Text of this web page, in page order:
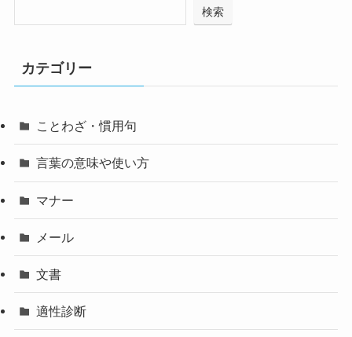
検索
カテゴリー
ことわざ・慣用句
言葉の意味や使い方
マナー
メール
文書
適性診断